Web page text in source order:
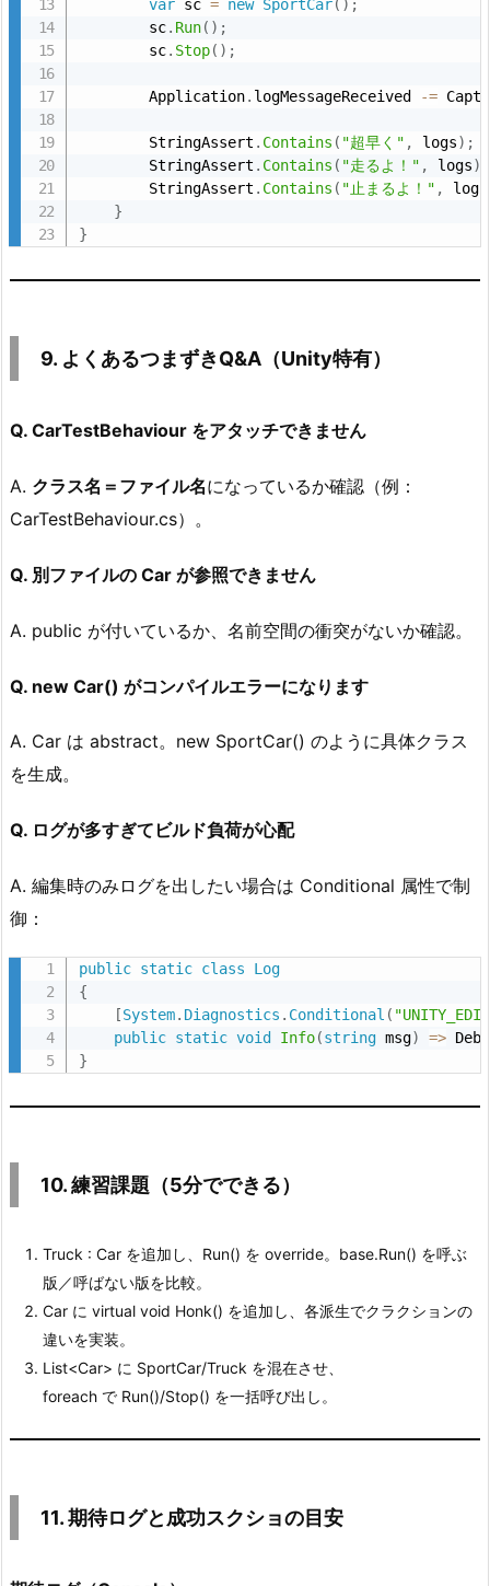
var sc = new SportCar( ) ;
        sc
. Run( ) ;
        sc
. Stop( ) ;
        Application
. logMessageReceived -=
        StringAssert
. Contains ( "超早く" , logs) ;
        StringAssert
. Contains ( "走るよ！" , logs)
        StringAssert
. Contains ( "止まるよ！" , logs
}
}
9. よくあるつまずきQ&A（Unity特有）
Q. CarTestBehaviour をアタッチできません
A. クラス名＝ファイル名になっているか確認（例：
CarTestBehaviour.cs）。
Q. 別ファイルの Car が参照できません
A. public が付いているか、名前空間の衝突がないか確認。
Q. new Car() がコンパイルエラーになります
A. Car は abstract。new SportCar() のように具体クラス
を生成。
Q. ログが多すぎてビルド負荷が心配
A. 編集時のみログを出したい場合は Conditional 属性で制
御：
public static class
Log
{
[System. Diagnostics . Conditional (
public static void Info(string msg) =>
}
10. 練習課題（5分でできる）
Truck : Car を追加し、Run() を override。base.Run() を呼ぶ
版／呼ばない版を比較。
Car に virtual void Honk() を追加し、各派生でクラクションの
違いを実装。
List<Car> に SportCar/Truck を混在させ、
foreach で Run()/Stop() を一括呼び出し。
11. 期待ログと成功スクショの目安